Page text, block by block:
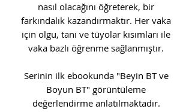
nasıl olacağını öğreterek, bir
farkındalık kazandırmaktır. Her vaka
için olgu, tanı ve tüyolar kısımları ile
vaka bazlı öğrenme sağlanmıştır.
Serinin ilk ebookunda "Beyin BT ve
Boyun BT" görüntüleme
değerlendirme anlatılmaktadır.